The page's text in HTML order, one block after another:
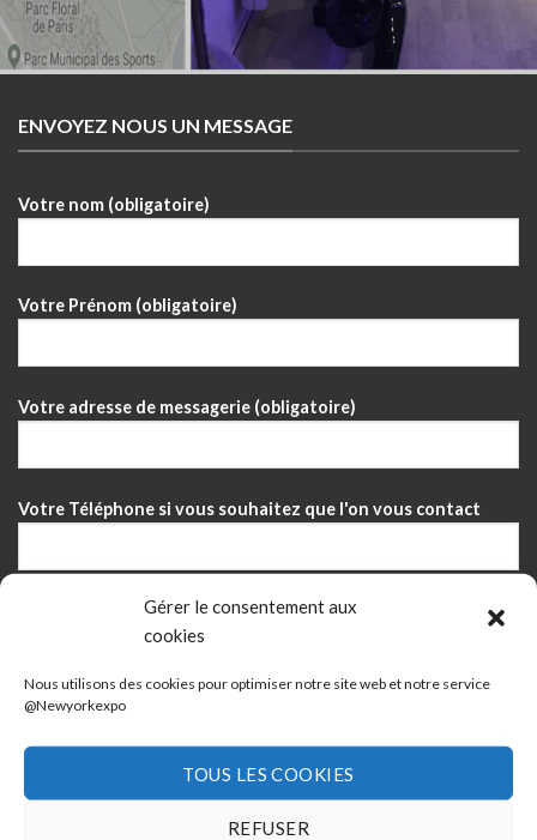
Gérer le consentement aux
cookies
Nous utilisons des cookies pour optimiser notre site web et notre service
@Newyorkexpo
TOUS LES COOKIES
REFUSER
ENVOYEZ NOUS UN MESSAGE
Votre nom (obligatoire)
Votre Prénom (obligatoire)
Votre adresse de messagerie (obligatoire)
Votre Téléphone si vous souhaitez que l'on vous contact
Votre message